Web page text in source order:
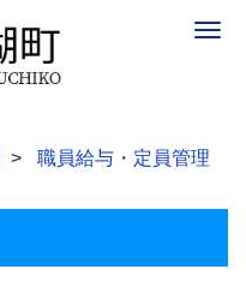
職員給与・定員管理